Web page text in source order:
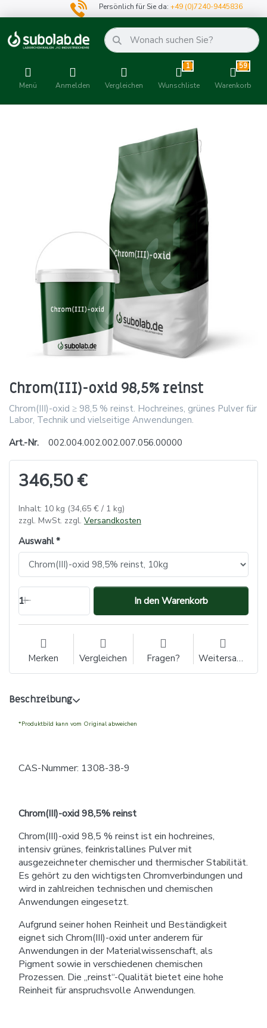
Persönlich für Sie da:+49 (0)7240-9445836
Menü Anmelden Vergleichen
1
Wunschliste
59
Warenkorb
Chrom(III)-oxid 98,5% reinst
Chrom(III)-oxid ≥ 98,5 % reinst. Hochreines, grünes Pulver für
Labor, Technik und vielseitige Anwendungen.
Art.-Nr.
002.004.002.002.007.056.00000
346,50 €
Inhalt: 10 kg (34,65 € / 1 kg)
zzgl. MwSt. zzgl. Versandkosten
Auswahl
1 In den Warenkorb
Merken Vergleichen Fragen? Weitersagen
Beschreibung
*Produktbild kann vom Original abweichen
CAS-Nummer: 1308-38-9
Chrom(III)-oxid 98,5% reinst
Chrom(III)-oxid 98,5 % reinstistein hochreines,
intensivgrünes, feinkristallines Pulvermit
ausgezeichneterchemischerund thermischerStabilität.
Es gehört zu den wichtigsten Chromverbindungen und
wird in zahlreichen technischen und chemischen
Anwendungen eingesetzt.
Aufgrund seinerhohen Reinheitund Beständigkeit
eignetsich Chrom(III)-oxid unteranderem für
Anwendungen in derMaterialwissenschaft, als
Pigmentsowie in verschiedenen chemischen
Prozessen. Die „reinst“-Qualitätbieteteine hohe
Reinheitfüranspruchsvolle Anwendungen.